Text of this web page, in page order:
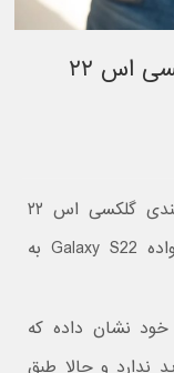
در گزارشی جدید رنگ بندی گلکسی اس ۲۲
گزارشی منتشر شده که در آن به رنگ بندی گلکسی اس ۲۲
سامسونگ اشاره می‌کند. گوشی‌های خانواده Galaxy S22 به
نشان داده که
ندارد و حالا طبق